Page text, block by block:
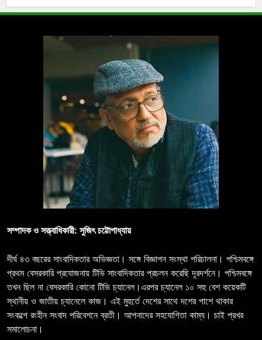
সম্পাদক ও সত্ত্বাধিকারী: সুজিৎ চট্টোপাধ্যায়
দীর্ঘ ৪৩ বছরের সাংবাদিকতার অভিজ্ঞতা। সঙ্গে বিজ্ঞাপন সংস্থা পরিচালনা। পশ্চিমবঙ্গে
প্রথম বেসরকারি প্রযোজনায় টিভি সাংবাদিকতার প্রচলন করেছি দূরদর্শনে। পশ্চিমবঙ্গে
তখন ছিল না বেসরকারি কোনো টিভি চ্যানেল।এরপর চ্যানেল ১০ সহু বেশ কয়েকটি
স্থানীয় ও জাতীয় চ্যানেলে কাজ। এই মুহুর্তে দেশের সাথে দশের পাশে থাকার
সংকল্পে রংহীন সংবাদ পরিবেশনে ব্রতী। আপনাদের সহযোগিতা কাম্য। চাই প্রখর
সমালোচনা।